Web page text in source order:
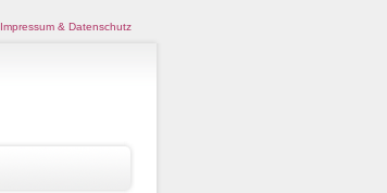
Impressum & Datenschutz